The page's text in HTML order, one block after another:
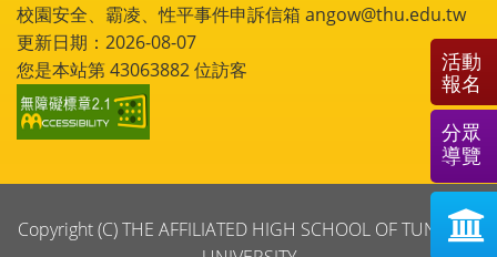
校園安全、霸凌、性平事件申訴信箱 angow@thu.edu.tw
更新日期：2026-08-07
您是本站第43063882位訪客
Copyright (C) THE AFFILIATED HIGH SCHOOL OF TUNGHAI
活動
報名
分眾
導覽